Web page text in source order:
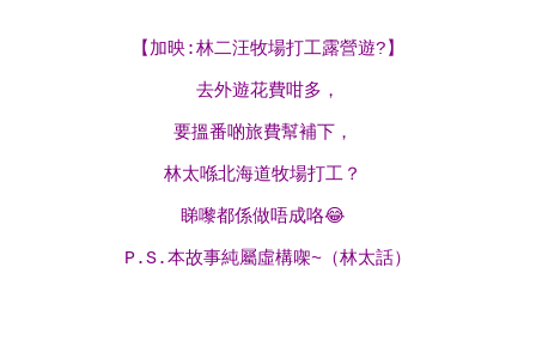
【加映:林二汪牧場打工露營遊?】
去外遊花費咁多，
要搵番啲旅費幫補下，
林太喺北海道牧場打工？
睇嚟都係做唔成咯😂
P.S.本故事純屬虛構㗎~（林太話）